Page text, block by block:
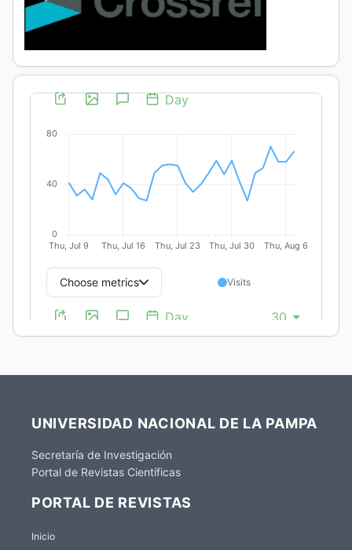
UNIVERSIDAD NACIONAL DE LA PAMPA
Secretaría de Investigación
Portal de Revistas Científicas
PORTAL DE REVISTAS
Inicio